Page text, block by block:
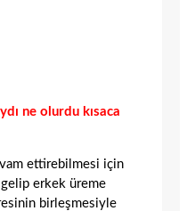
ne olurdu kısaca
ettirebilmesi için
erkek üreme
birleşmesiyle